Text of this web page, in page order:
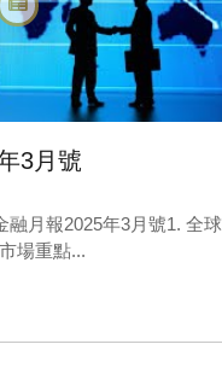
3月號
融月報2025年3月號1. 全球
場重點...